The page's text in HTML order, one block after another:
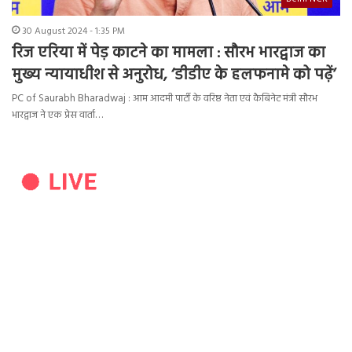
30 August 2024 - 1:35 PM
रिज एरिया में पेड़ काटने का मामला : सौरभ भारद्वाज का
मुख्य न्यायाधीश से अनुरोध, ‘डीडीए के हलफनामे को पढ़ें’
PC of Saurabh Bharadwaj : आम आदमी पार्टी के वरिष्ठ नेता एवं कैबिनेट मंत्री सौरभ
भारद्वाज ने एक प्रेस वार्ता…